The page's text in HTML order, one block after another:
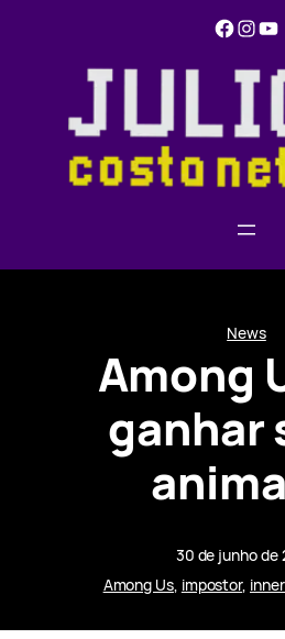
Facebook Instagram YouTube
News
Among
ganhar
30 de junho de
Among Us, impostor,